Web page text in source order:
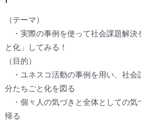
（テーマ）
・実際の事例を使って社会課題解決
と化」してみる！
（目的）
・ユネスコ活動の事例を用い、社会
分たちごと化を図る
・個々人の気づきと全体としての気
帰る